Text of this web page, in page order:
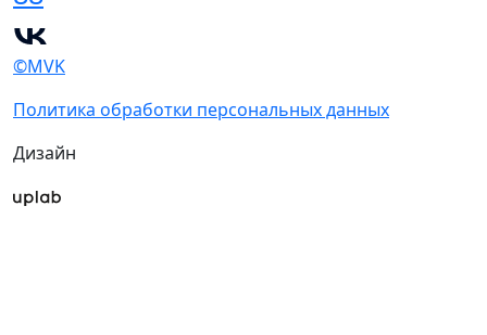
©MVK
Политика обработки персональных данных
Дизайн